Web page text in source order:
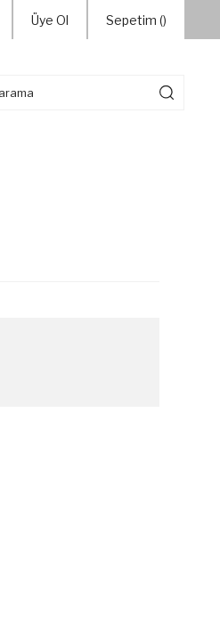
Üye Ol Sepetim ()